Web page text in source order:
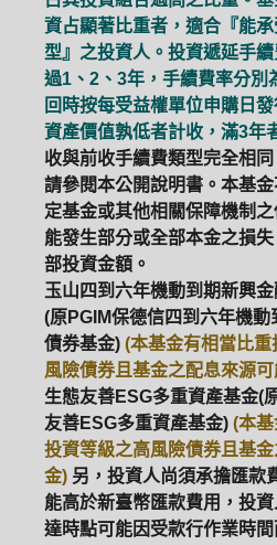
資占顯著比重者，適合『能
型』之投資人。投資遞延手
過1、2、3年，手續費率分別
回時按每受益權單位申購日
資產價值孰低者計收，滿3年
收與前收手續費類型完全相
請參閱本公開說明書。本基
定基金或其他相關保障機制
能發生部分或全部本金之損
部投資金額。
玉山四到六年機動到期新興
(原PGIM保德信四到六年機
債券基金) (本基金有相當比
風險債券且基金之配息來源
生態友善ESG多重資產基金(
友善ESG多重資產基金) (本
投資等級之高風險債券且基
金) 另，投資人尚須承擔匯款
能高於新臺幣匯款費用，投
達時點可能因受款行作業時間